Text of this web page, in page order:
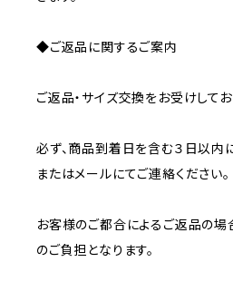
◆ご返品に関するご案内
ご返品・サイズ交換をお受けしてお
必ず、商品到着日を含む３日以内
またはメールにてご連絡ください。
お客様のご都合によるご返品の
のご負担となります。